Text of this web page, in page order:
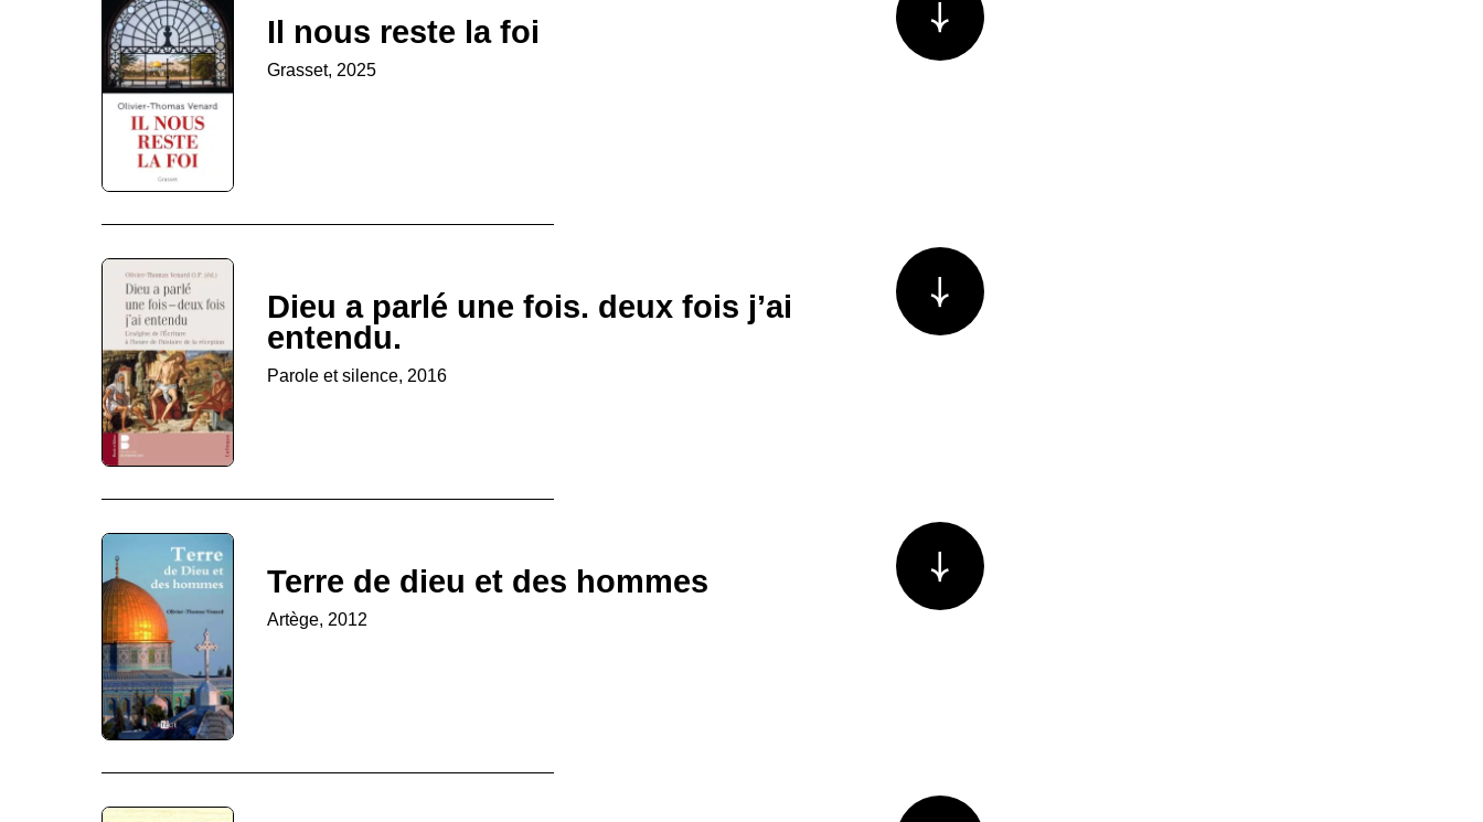
Il nous reste la foi
Grasset, 2025
Dieu a parlé une fois. deux fois j’ai
entendu.
Parole et silence, 2016
Voir plus/moins d'information sur le livre
Terre de dieu et des hommes
Artège, 2012
Voir plus/moins d'information sur le livre
Voir plus/moins d'information sur le livre